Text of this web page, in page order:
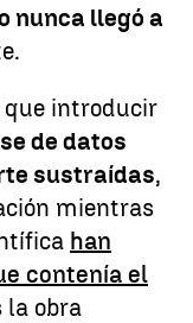
nunca llegó a
que introducir
de datos
sustraídas,
mientras
han
contenía el
la obra